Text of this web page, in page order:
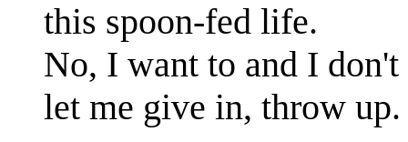
this spoon-fed life.
No, I want to and I
let me give in, throw up.